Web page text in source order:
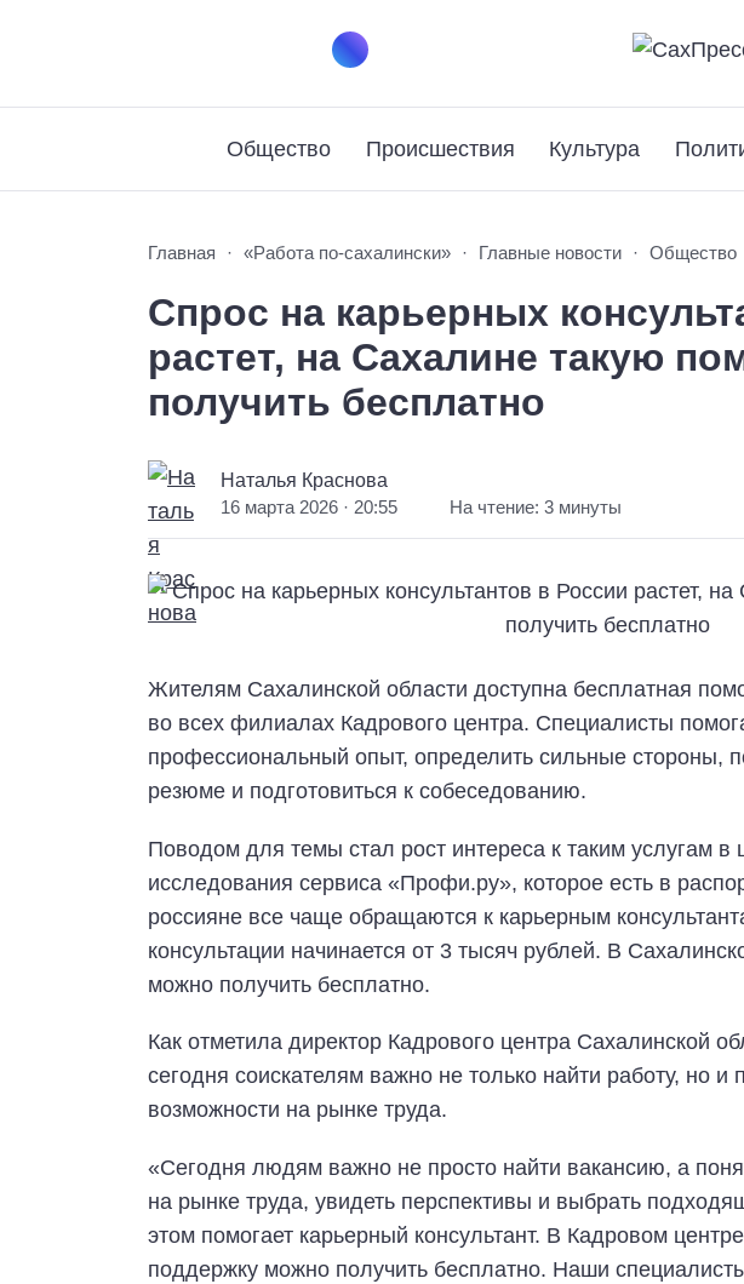
Общество Происшествия Культура
Главная «Работа по-сахалински» Главные новости Общество
Спрос на карьерных
растет, на Сахалине такую
получить бесплатно
Наталья Краснова
16 марта 2026 · 20:55 На чтение: 3 минуты
Жителям Сахалинской области доступна бесплатная
во всех филиалах Кадрового центра. Специалисты
профессиональный опыт, определить сильные стороны,
резюме и подготовиться к собеседованию.
Поводом для темы стал рост интереса к таким услугам
исследования сервиса «Профи.ру», которое есть в
россияне все чаще обращаются к карьерным
консультации начинается от 3 тысяч рублей. В
можно получить бесплатно.
Как отметила директор Кадрового центра Сахалинской
сегодня соискателям важно не только найти работу, но и
возможности на рынке труда.
«Сегодня людям важно не просто найти вакансию, а
на рынке труда, увидеть перспективы и выбрать
этом помогает карьерный консультант. В Кадровом
поддержку можно получить бесплатно. Наши